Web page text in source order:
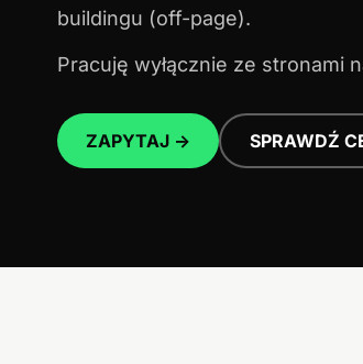
buildingu (off-page).
Pracuję wyłącznie ze stronami
ZAPYTAJ → SPRAWDŹ